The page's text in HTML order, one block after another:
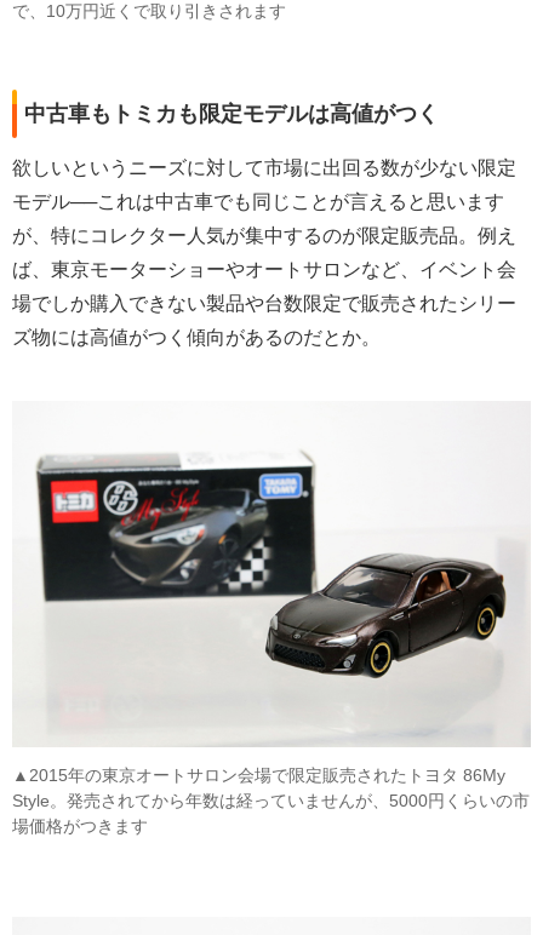
で、10万円近くで取り引きされます
中古車もトミカも限定モデルは高値がつく
欲しいというニーズに対して市場に出回る数が少ない限定
モデル──これは中古車でも同じことが言えると思います
が、特にコレクター人気が集中するのが限定販売品。例え
ば、東京モーターショーやオートサロンなど、イベント会
場でしか購入できない製品や台数限定で販売されたシリー
ズ物には高値がつく傾向があるのだとか。
▲2015年の東京オートサロン会場で限定販売されたトヨタ 86My
Style。発売されてから年数は経っていませんが、5000円くらいの市
場価格がつきます